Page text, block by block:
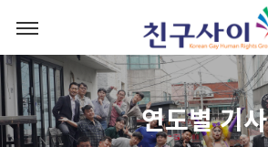
연도별 기사